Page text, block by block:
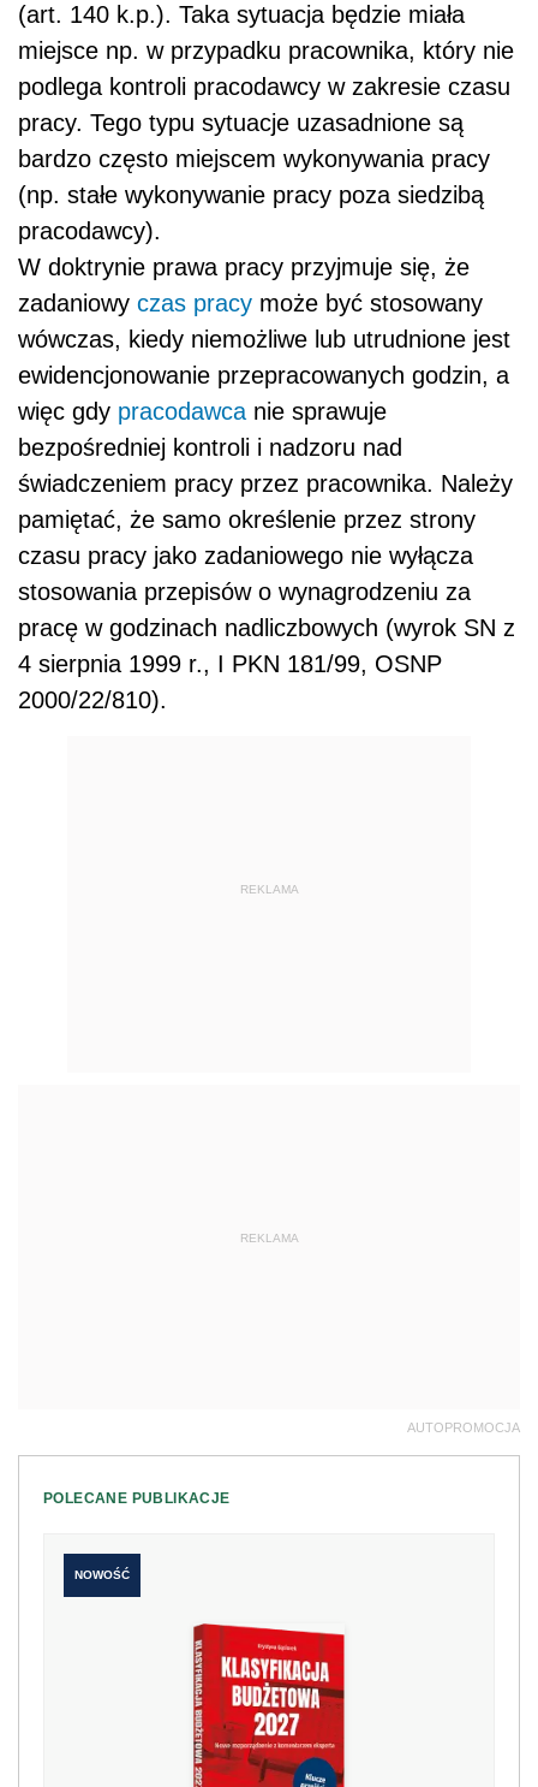
(art. 140 k.p.). Taka sytuacja będzie miała
miejsce np. w przypadku pracownika, który nie
podlega kontroli pracodawcy w zakresie czasu
pracy. Tego typu sytuacje uzasadnione są
bardzo często miejscem wykonywania pracy
(np. stałe wykonywanie pracy poza siedzibą
pracodawcy).
W doktrynie prawa pracy przyjmuje się, że
zadaniowy czas pracy może być stosowany
wówczas, kiedy niemożliwe lub utrudnione jest
ewidencjonowanie przepracowanych godzin, a
więc gdy pracodawca nie sprawuje
bezpośredniej kontroli i nadzoru nad
świadczeniem pracy przez pracownika. Należy
pamiętać, że samo określenie przez strony
czasu pracy jako zadaniowego nie wyłącza
stosowania przepisów o wynagrodzeniu za
pracę w godzinach nadliczbowych (wyrok SN z
4 sierpnia 1999 r., I PKN 181/99, OSNP
2000/22/810).
REKLAMA
REKLAMA
AUTOPROMOCJA
POLECANE PUBLIKACJE
NOWOŚĆ